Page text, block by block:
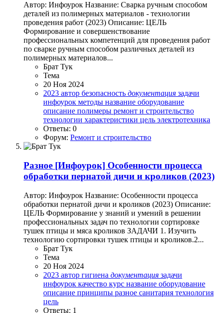
Автор: Инфоурок Название: Сварка ручным способом
деталей из полимерных материалов - технологии
проведения работ (2023) Описание: ЦЕЛЬ
Формирование и совершенствование
профессиональных компетенций для проведения работ
по сварке ручным способом различных деталей из
полимерных материалов...
Брат Тук
Тема
20 Ноя 2024
2023 автор безопасность документация задачи
инфоурок методы название оборудование
описание полимеры ремонт и строительство
технологии характеристики цель электротехника
Ответы: 0
Форум: Ремонт и строительство
Разное [Инфоурок] Особенности процесса
обработки пернатой дичи и кроликов (2023)
Автор: Инфоурок Название: Особенности процесса
обработки пернатой дичи и кроликов (2023) Описание:
ЦЕЛЬ Формирование у знаний и умений в решении
профессиональных задач по технологии сортировке
тушек птицы и мяса кроликов ЗАДАЧИ 1. Изучить
технологию сортировки тушек птицы и кроликов.2...
Брат Тук
Тема
20 Ноя 2024
2023 автор гигиена документация задачи
инфоурок качество курс название оборудование
описание принципы разное санитария технология
цель
Ответы: 1